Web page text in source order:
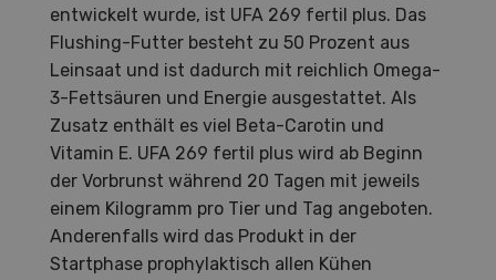
entwickelt wurde, ist UFA 269 fertil plus. Das
Flushing-Futter besteht zu 50 Prozent aus
Leinsaat und ist dadurch mit reichlich Omega-
3-Fettsäuren und Energie ausgestattet. Als
Zusatz enthält es viel Beta-Carotin und
Vitamin E. UFA 269 fertil plus wird ab Beginn
der Vorbrunst während 20 Tagen mit jeweils
einem Kilogramm pro Tier und Tag angeboten.
Anderenfalls wird das Produkt in der
Startphase prophylaktisch allen Kühen